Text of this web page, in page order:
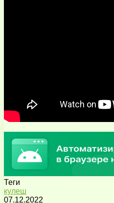
Теги
кулеш
07.12.2022